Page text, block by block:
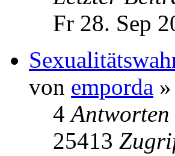
Fr 28. Sep
von emporda
4Antworten
25413